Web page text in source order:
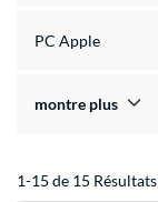
PC Apple
montre plus
1-15 de 15 Résultats